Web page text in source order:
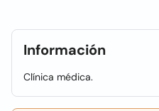
Información
Clínica médica.